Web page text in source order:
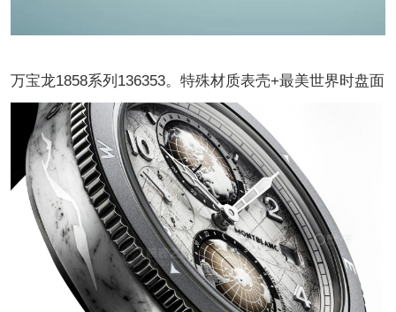
万宝龙1858系列136353。特殊材质表壳+最美世界时盘面